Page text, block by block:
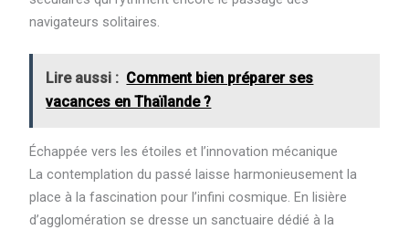
navigateurs solitaires.
Lire aussi : Comment bien préparer ses
vacances en Thaïlande ?
Échappée vers les étoiles et l’innovation mécanique
La contemplation du passé laisse harmonieusement la
place à la fascination pour l’infini cosmique. En lisière
d’agglomération se dresse un sanctuaire dédié à la